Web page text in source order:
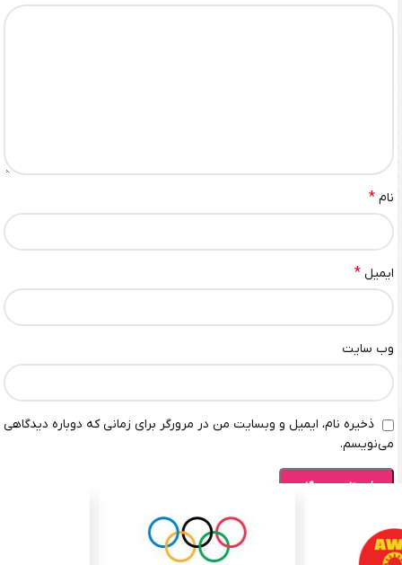
نام *
ایمیل *
وب‌ سایت
ذخیره نام، ایمیل و وبسایت من در مرورگر برای زمانی که دوباره دیدگاهی
می‌نویسم.